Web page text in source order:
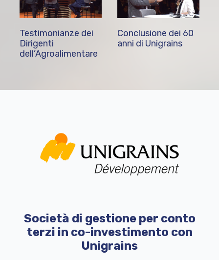
Testimonianze dei
Dirigenti
dell’Agroalimentare
Conclusione dei 60
anni di Unigrains
Società di gestione per conto
terzi in co-investimento con
Unigrains